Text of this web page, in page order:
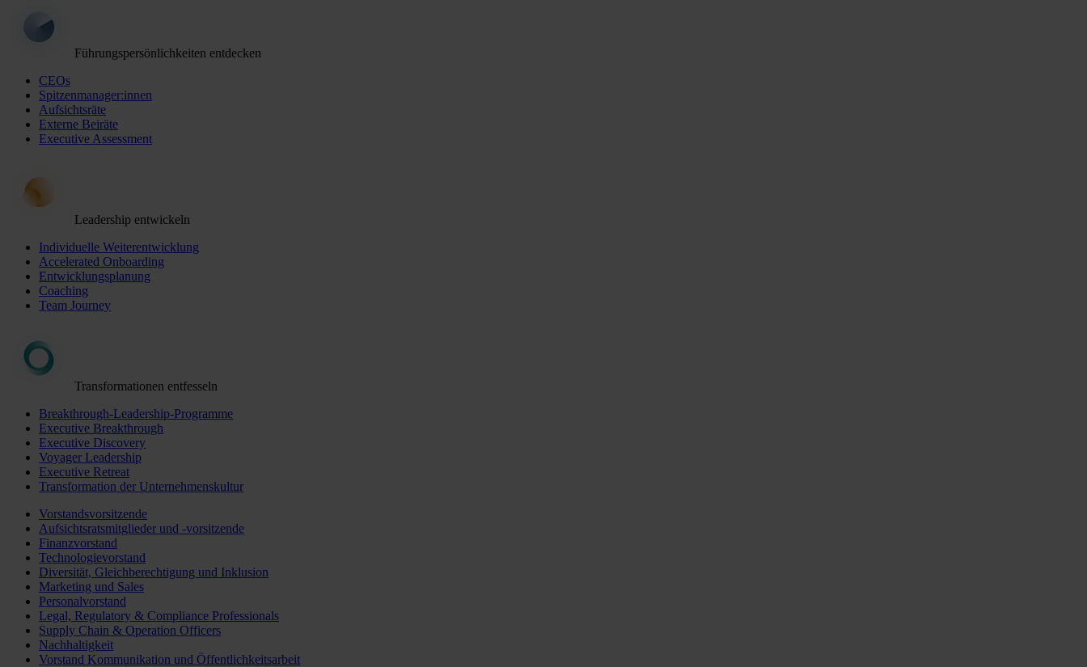
Führungspersönlichkeiten entdecken
CEOs
Spitzenmanager:innen
Aufsichtsräte
Externe Beiräte
Executive Assessment
Leadership entwickeln
Individuelle Weiterentwicklung
Accelerated Onboarding
Entwicklungsplanung
Coaching
Team Journey
Transformationen entfesseln
Breakthrough-Leadership-Programme
Executive Breakthrough
Executive Discovery
Voyager Leadership
Executive Retreat
Transformation der Unternehmenskultur
Vorstandsvorsitzende
Aufsichtsratsmitglieder und -vorsitzende
Finanzvorstand
Technologievorstand
Diversität, Gleichberechtigung und Inklusion
Marketing und Sales
Personalvorstand
Legal, Regulatory & Compliance Professionals
Supply Chain & Operation Officers
Nachhaltigkeit
Vorstand Kommunikation und Öffentlichkeitsarbeit